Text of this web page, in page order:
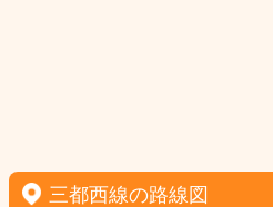
三都西線の路線図